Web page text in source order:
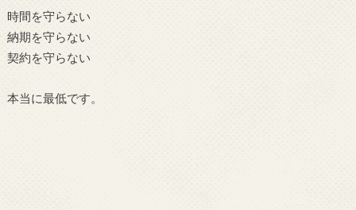
時間を守らない
納期を守らない
契約を守らない
本当に最低です。